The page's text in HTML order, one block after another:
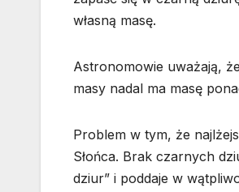
własną masę.
Astronomowie uważają,
masy nadal ma masę
Problem w tym, że
Słońca. Brak czarnych
dziur” i poddaje w